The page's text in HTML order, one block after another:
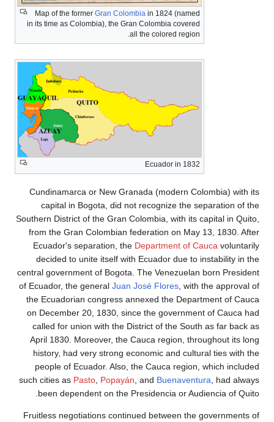
Map of the formerGran Colombiain 1824 (named
in its time as Colombia), the Gran Colombia covered
all the colored region.
Ecuador in 1832
Cundinamarca or New Granada (modern
capital in Bogota, did not recognize the
Southern District of the Gran Colombia, with its capital
from the Gran Colombian federation on May 13,
Ecuador's separation, theDepartment of Cauca
decided to unite itself with Ecuador due to
central government of Bogota. The Venezuelan born
of Ecuador, the general Juan José Flores, with the
the Ecuadorian congress annexed the Department
on December 20, 1830, since the government of
called for union with the District of the South as far
April 1830. Moreover, the Cauca region,
history, had very strong economic and cultural ties
people of Ecuador. Also, the Cauca region, which
such cities asPasto ,Popayán, andBuenaventura,
been dependent on the Presidencia or Audiencia
Fruitless negotiations continued between the